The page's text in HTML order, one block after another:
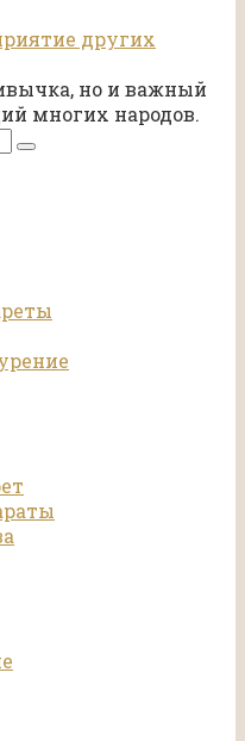
других
но и важный
многих народов.